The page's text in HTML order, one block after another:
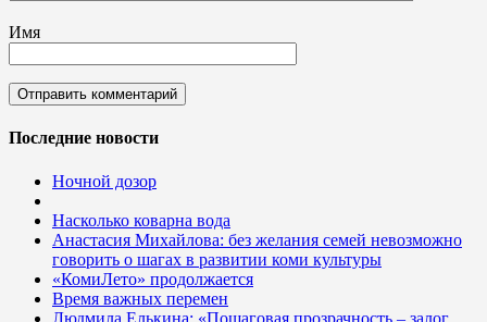
Имя
Последние новости
Ночной дозор
Насколько коварна вода
Анастасия Михайлова: без желания семей невозможно
говорить о шагах в развитии коми культуры
«КомиЛето» продолжается
Время важных перемен
Людмила Елькина: «Пошаговая прозрачность – залог